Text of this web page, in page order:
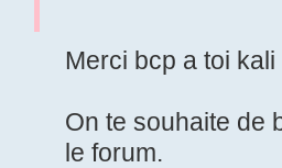
Merci bcp a toi
On te souhaite de
le forum.